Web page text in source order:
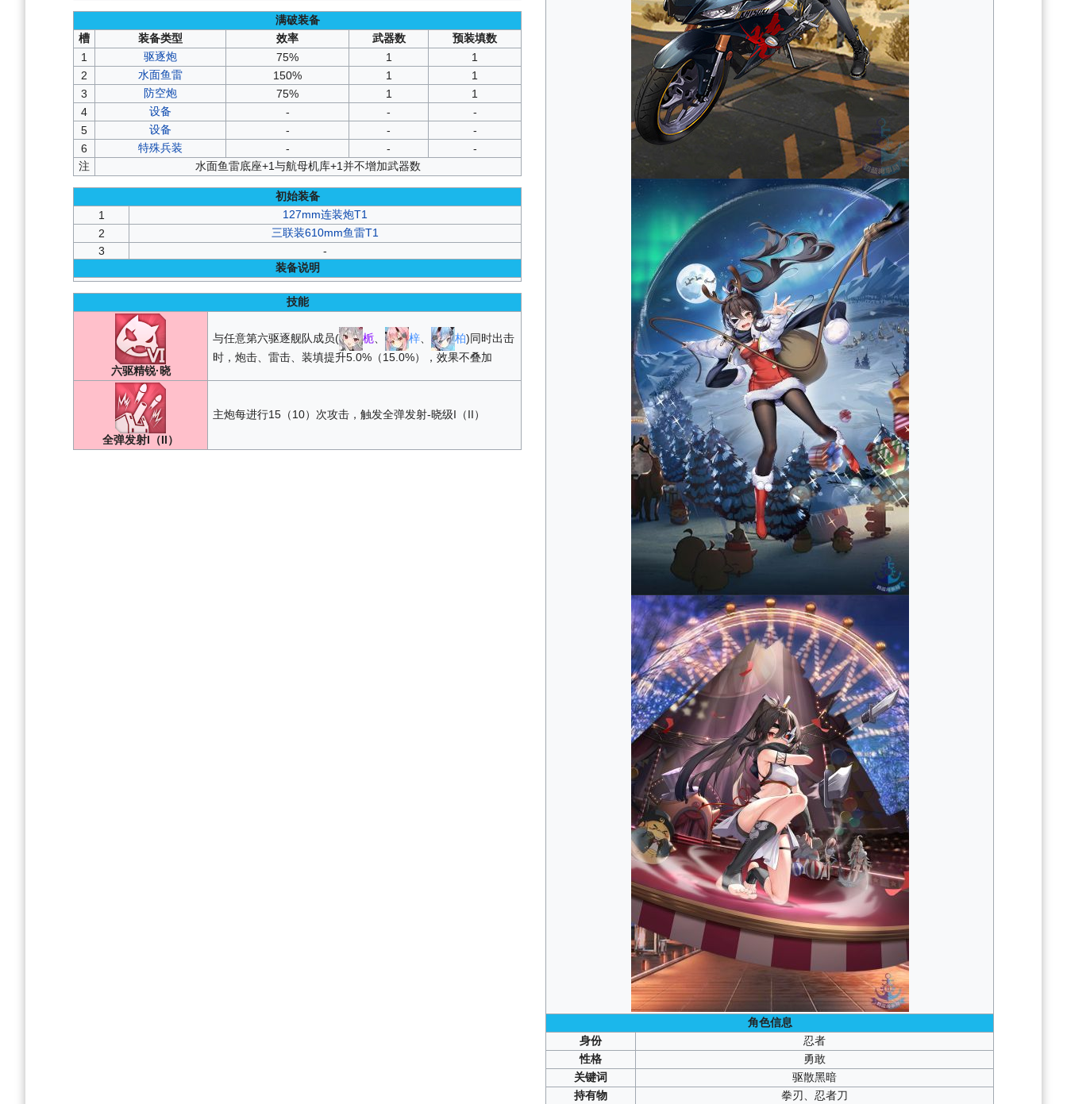
满破装备
槽
装备类型 效率 武器数
预装填数
1
驱逐炮 75% 1
1
2
水面鱼雷 150% 1
1
3
防空炮 75% 1
1
4
设备 - -
-
5
设备 - -
-
6
特殊兵装 - -
-
注
水面鱼雷底座+1与航母机库+1并不增加武器数
初始装备
1
127mm连装炮T1
2
三联装610mm鱼雷T1
3
-
装备说明
技能
六驱精锐·晓
与任意第六驱逐舰队成员( 栀、 梓、 柏)同时出击
时，炮击、雷击、装填提升5.0%（15.0%），效果不叠加
全弹发射I（II）
主炮每进行15（10）次攻击，触发全弹发射-晓级I（II）
角色信息
身份
忍者
性格
勇敢
关键词
驱散黑暗
持有物
拳刃、忍者刀